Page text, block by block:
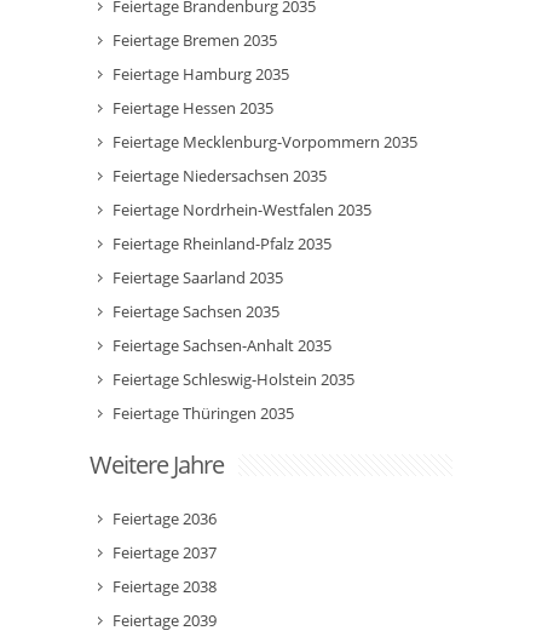
Feiertage Brandenburg 2035
Feiertage Bremen 2035
Feiertage Hamburg 2035
Feiertage Hessen 2035
Feiertage Mecklenburg-Vorpommern 2035
Feiertage Niedersachsen 2035
Feiertage Nordrhein-Westfalen 2035
Feiertage Rheinland-Pfalz 2035
Feiertage Saarland 2035
Feiertage Sachsen 2035
Feiertage Sachsen-Anhalt 2035
Feiertage Schleswig-Holstein 2035
Feiertage Thüringen 2035
Weitere Jahre
Feiertage 2036
Feiertage 2037
Feiertage 2038
Feiertage 2039